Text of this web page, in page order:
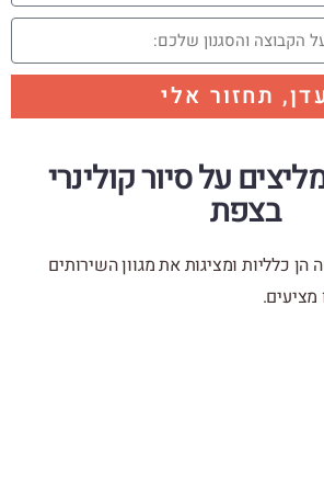
תחזור אלי
על סיור קולינרי
בצפת
כלליות ומציגות את מגוון השירותים
מציעים.